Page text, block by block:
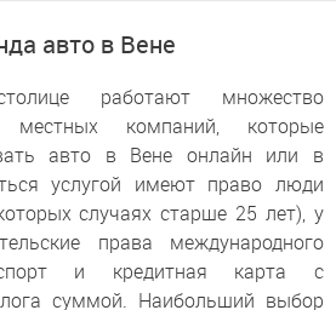
авто в Вене
работают множество
компаний, которые
авто в Вене онлайн или в
услугой имеют право люди
случаях старше 25 лет), у
права международного
и кредитная карта с
суммой. Наибольший выбор